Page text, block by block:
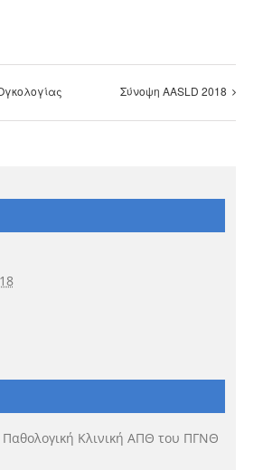
Σύνοψη AASLD 2018
Παθολογική Κλινική ΑΠΘ του ΠΓΝΘ